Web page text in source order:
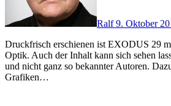
Ralf9. Oktober
Druckfrisch erschienen ist EXODUS 29 mit einer sehr schönen
Optik. Auch der Inhalt kann sich sehen
und nicht ganz so bekannter Autoren.
Grafiken…